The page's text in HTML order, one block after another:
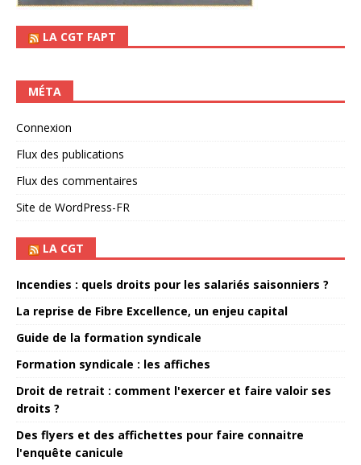
LA CGT FAPT
MÉTA
Connexion
Flux des publications
Flux des commentaires
Site de WordPress-FR
LA CGT
Incendies : quels droits pour les salariés saisonniers ?
La reprise de Fibre Excellence, un enjeu capital
Guide de la formation syndicale
Formation syndicale : les affiches
Droit de retrait : comment l'exercer et faire valoir ses
droits ?
Des flyers et des affichettes pour faire connaitre
l'enquête canicule